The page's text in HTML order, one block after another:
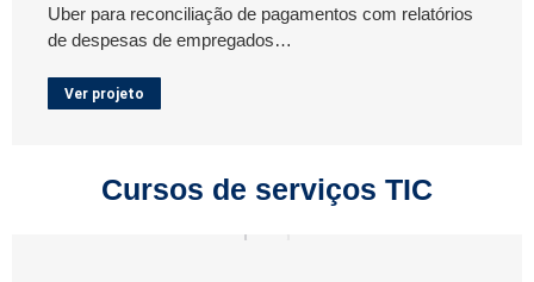
Uber para reconciliação de pagamentos com relatórios
de despesas de empregados…
Ver projeto
Cursos de serviços TIC